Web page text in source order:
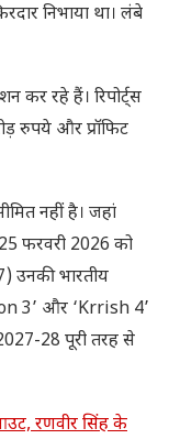
निभाया था। लंबे
कर रहे हैं। रिपोर्ट्स
रुपये और प्रॉफिट
नहीं है। जहां
फरवरी 2026 को
उनकी भारतीय
3’ और ‘Krrish 4’
28 पूरी तरह से
रणवीर सिंह के